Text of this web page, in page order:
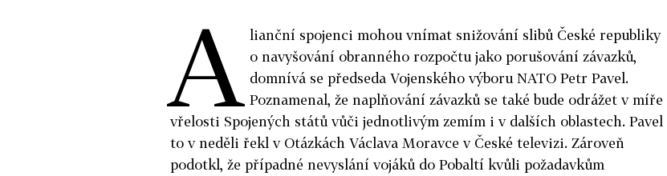
A lianční spojenci mohou vnímat snižování slibů České republiky
o navyšování obranného rozpočtu jako porušování závazků,
domnívá se předseda Vojenského výboru NATO Petr Pavel.
Poznamenal, že naplňování závazků se také bude odrážet v míře
vřelosti Spojených států vůči jednotlivým zemím i v dalších oblastech. Pavel
to v neděli řekl v Otázkách Václava Moravce v České televizi. Zároveň
podotkl, že případné nevyslání vojáků do Pobaltí kvůli požadavkům